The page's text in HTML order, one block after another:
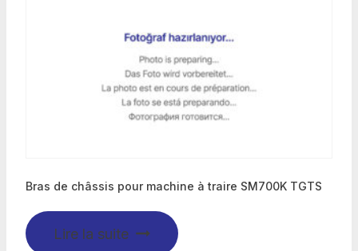
Bras de châssis pour machine à traire SM700K TGTS
Lire la suite